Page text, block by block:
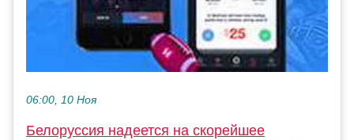
06:00, 10 Ноя
Белоруссия надеется на скорейшее